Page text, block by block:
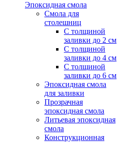
Эпоксидная смола
Смола для
столешниц
С толщиной
заливки до 2 см
С толщиной
заливки до 4 см
С толщиной
заливки до 6 см
Эпоксидная смола
для заливки
Прозрачная
эпоксидная смола
Литьевая эпоксидная
смола
Конструкционная